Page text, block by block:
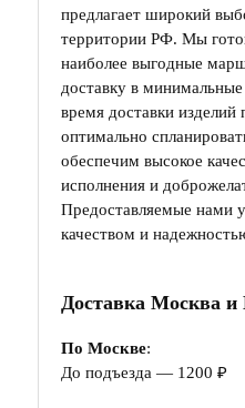
предлагает широкий
территории РФ. Мы
наиболее выгодные
доставку в
время доставки изделий
оптимально
обеспечим высокое
исполнения и
Предоставляемые нами
качеством и
Доставка Москва
По Москве:
До подъезда — 1200 ₽